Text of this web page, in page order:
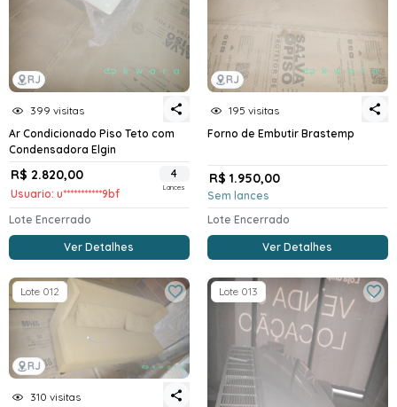
RJ
399 visitas
Ar Condicionado Piso Teto com
Condensadora Elgin
R$ 2.820,00
Usuario: u***********9bf
4
Lances
Lote Encerrado
Ver Detalhes
RJ
195 visitas
Forno de Embutir Brastemp
R$ 1.950,00
Sem lances
Lote Encerrado
Ver Detalhes
RJ
Lote 012
310 visitas
Lote 013